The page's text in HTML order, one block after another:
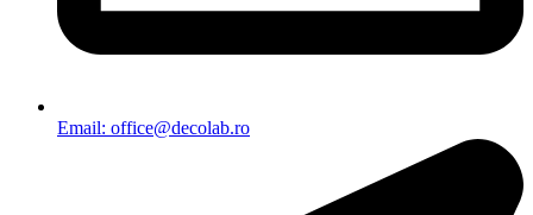
Email: office@decolab.ro